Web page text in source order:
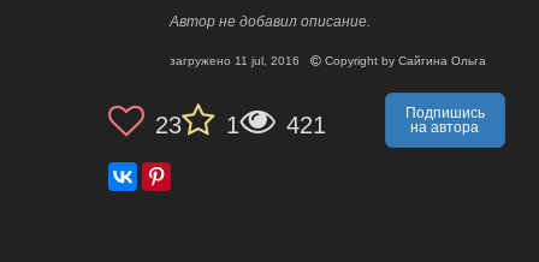
Автор не добавил описание.
загружено 11 jul, 2016 Copyright by Сайгина Ольга
23 1 421
Подпишись
на автора